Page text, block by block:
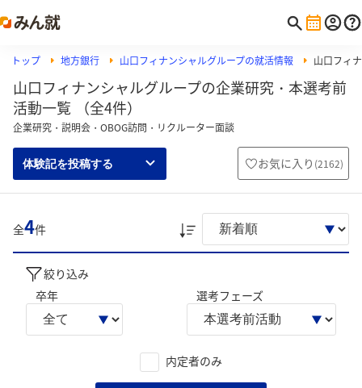
トップ 地方銀行 山口フィナンシャルグループの就活情報 山口フィ
山口フィナンシャルグループの企業研究・本選考前
活動一覧 （全4件）
企業研究・説明会・OBOG訪問・リクルーター面談
体験記を投稿する お気に入り (2162)
全4件
絞り込み
卒年
選考フェーズ
内定者のみ